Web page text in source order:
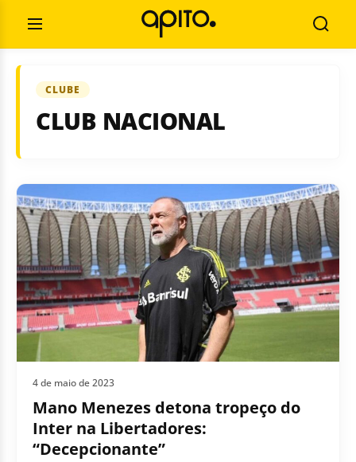
conteúdo
Abrir
Menu
por:
CLUBE
CLUB NACIONAL
4 de maio de 2023
Mano Menezes detona tropeço do
Inter na Libertadores:
“Decepcionante”